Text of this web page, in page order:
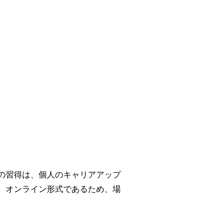
習得は、個人のキャリアアップ
オンライン形式であるため、場